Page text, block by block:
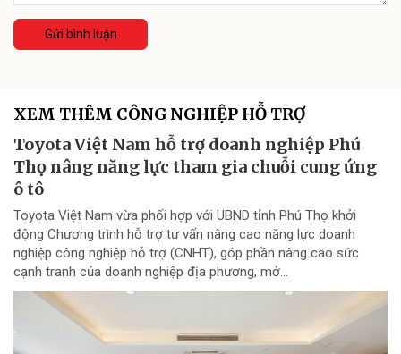
Gửi bình luận
XEM THÊM CÔNG NGHIỆP HỖ TRỢ
Toyota Việt Nam hỗ trợ doanh nghiệp Phú
Thọ nâng năng lực tham gia chuỗi cung ứng
ô tô
Toyota Việt Nam vừa phối hợp với UBND tỉnh Phú Thọ khởi
động Chương trình hỗ trợ tư vấn nâng cao năng lực doanh
nghiệp công nghiệp hỗ trợ (CNHT), góp phần nâng cao sức
cạnh tranh của doanh nghiệp địa phương, mở...